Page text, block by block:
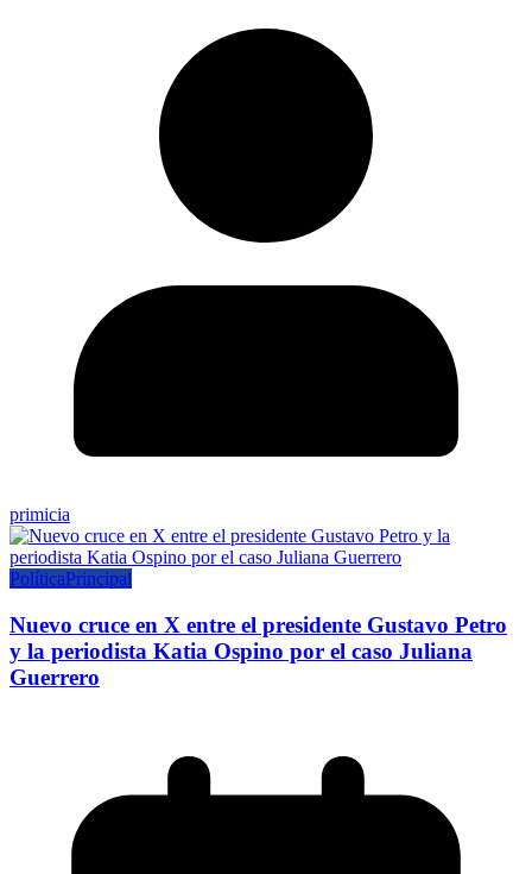
primicia
PolíticaPrincipal
Nuevo cruce en X entre el presidente Gustavo Petro
y la periodista Katia Ospino por el caso Juliana
Guerrero